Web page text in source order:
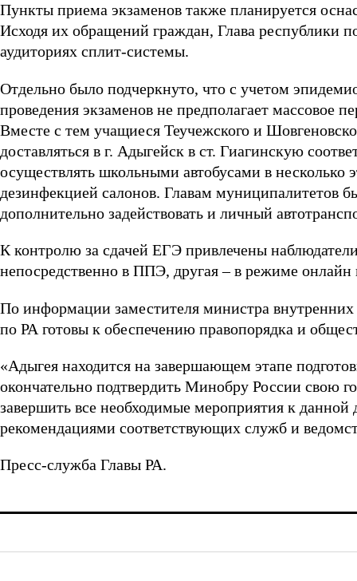
Пункты приема экзаменов также планируется
Исходя их обращений граждан, Глава республики
аудиториях сплит-системы.
Отдельно было подчеркнуто, что с учетом
проведения экзаменов не предполагает массовое
Вместе с тем учащиеся Теучежского и
доставляться в г. Адыгейск в ст. Гиагинскую
осуществлять школьными автобусами в несколько
дезинфекцией салонов. Главам муниципалитетов
дополнительно задействовать и личный
К контролю за сдачей ЕГЭ привлечены
непосредственно в ППЭ, другая – в режиме
По информации заместителя министра
по РА готовы к обеспечению правопорядка и
«Адыгея находится на завершающем этапе
окончательно подтвердить Минобру России свою
завершить все необходимые мероприятия к
рекомендациями соответствующих служб и
Пресс-служба Главы РА.